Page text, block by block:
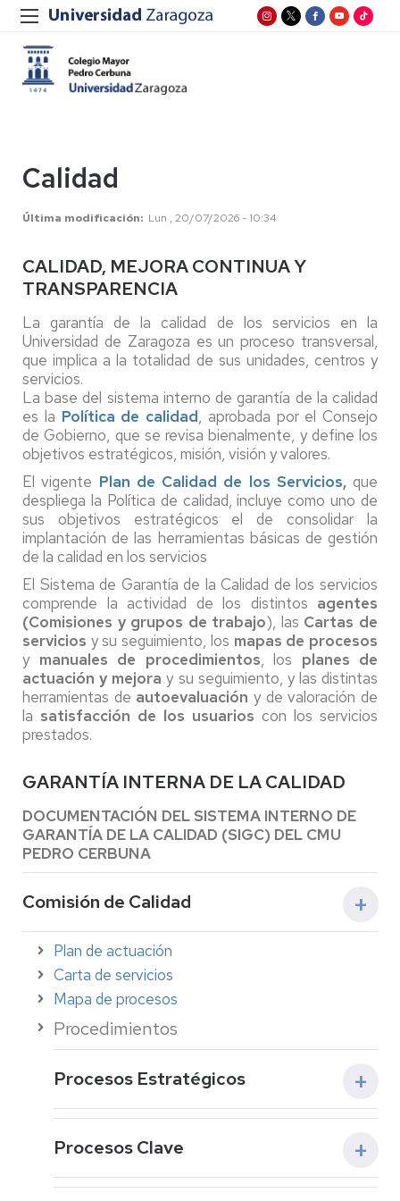
Calidad
Última modificación Lun , 20/07/2026 - 10:34
CALIDAD, MEJORA CONTINUA Y
TRANSPARENCIA
La garantía de la calidad de los servicios en la
Universidad de Zaragoza es un proceso transversal,
que implica a la totalidad de sus unidades, centros y
servicios.
La base del sistema interno de garantía de la calidad
es la Política de calidad, aprobada por el Consejo
de Gobierno, que se revisa bienalmente, y define los
objetivos estratégicos, misión, visión y valores.
El vigente Plan de Calidad de los Servicios,que
despliega la Política de calidad, incluye como uno de
sus objetivos estratégicos el de consolidar la
implantación de las herramientas básicas de gestión
de la calidad en los servicios
El Sistema de Garantía de la Calidad de los servicios
comprende la actividad de los distintos agentes
(Comisiones y grupos de trabajo), las Cartas de
servicios y su seguimiento, los mapas de procesos
y manuales de procedimientos, los planes de
actuación y mejora y su seguimiento, y las distintas
herramientas de autoevaluacióny de valoración de
la satisfacción de los usuarios con los servicios
prestados.
GARANTÍA INTERNA DE LA CALIDAD
DOCUMENTACIÓN DEL SISTEMA INTERNO DE
GARANTÍA DE LA CALIDAD (SIGC) DEL CMU
PEDRO CERBUNA
Comisión de Calidad
Amalia Izquierdo Llavall
Raúl Rodrigo Córdoba
José Ramón López Goni
Plan de actuación
Carta de servicios
Mapa de procesos
Procedimientos
Procesos Estratégicos
Qs_0102 Elaboración y seguimiento del Plan
anual de actuación y mejora (PAM)
Procesos Clave